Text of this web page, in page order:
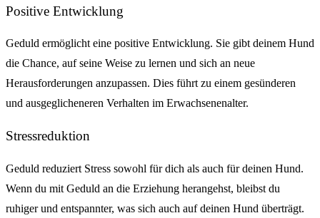
Positive Entwicklung
Geduld ermöglicht eine positive Entwicklung. Sie gibt deinem Hund
die Chance, auf seine Weise zu lernen und sich an neue
Herausforderungen anzupassen. Dies führt zu einem gesünderen
und ausgeglicheneren Verhalten im Erwachsenenalter.
Stressreduktion
Geduld reduziert Stress sowohl für dich als auch für deinen Hund.
Wenn du mit Geduld an die Erziehung herangehst, bleibst du
ruhiger und entspannter, was sich auch auf deinen Hund überträgt.